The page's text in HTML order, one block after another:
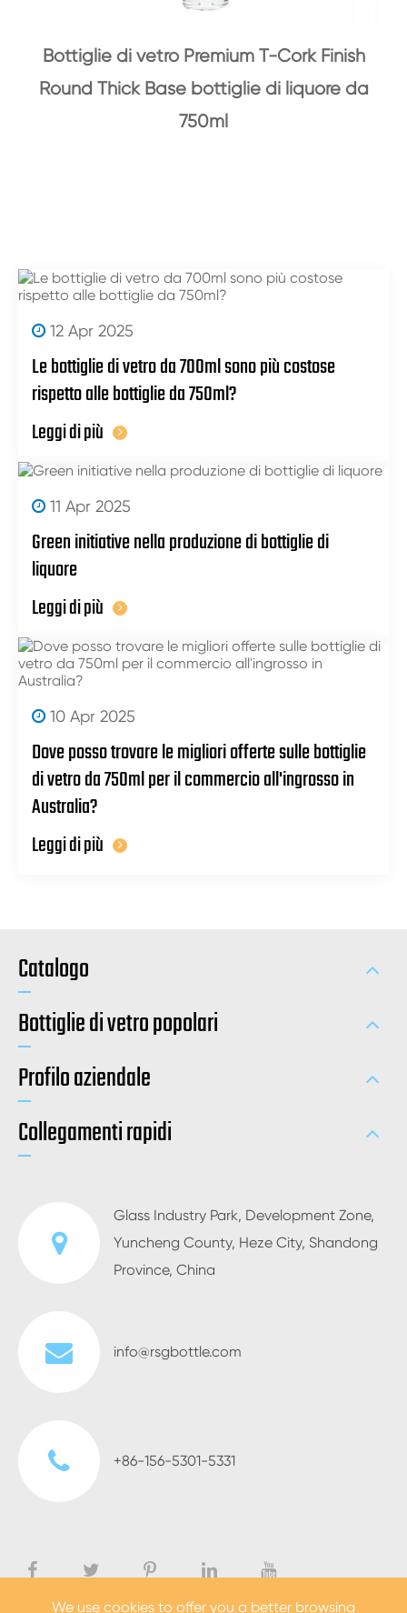
Bottiglie di vetro Premium T-Cork Finish
Round Thick Base bottiglie di liquore da
750ml
12 Apr 2025
Le bottiglie di vetro da 700ml sono più costose
rispetto alle bottiglie da 750ml?
Leggi di più
11 Apr 2025
Green initiative nella produzione di bottiglie di
liquore
Leggi di più
10 Apr 2025
Dove posso trovare le migliori offerte sulle bottiglie
di vetro da 750ml per il commercio all'ingrosso in
Australia?
Leggi di più
Catalogo
Bottiglie di vetro popolari
Profilo aziendale
Collegamenti rapidi
Glass Industry Park, Development Zone,
Yuncheng County, Heze City, Shandong
Province, China
info@rsgbottle.com
+86-156-5301-5331
We use cookies to offer you a better browsing